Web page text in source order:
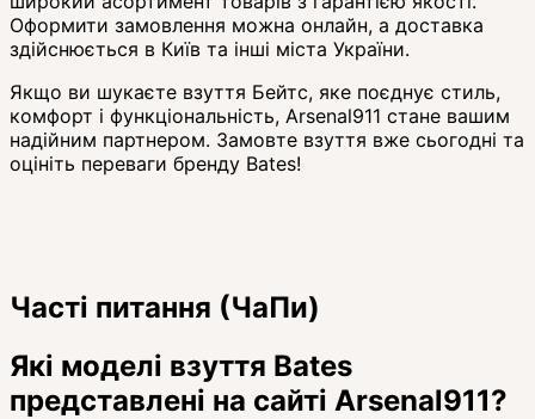
Оформити замовлення можна онлайн, а доставка
здійснюється в Київ та інші міста України.
Якщо ви шукаєте взуття Бейтс, яке поєднує стиль,
комфорт і функціональність, Arsenal911 стане вашим
надійним партнером. Замовте взуття вже сьогодні та
оцініть переваги бренду Bates!
Часті питання (ЧаПи)
Які моделі взуття Bates
представлені на сайті Arsenal911?